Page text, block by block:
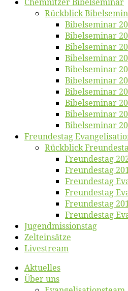
Rück­blick
Bi­bel­se­mi­nar
Bi­bel­se­mi­nar
Bi­bel­se­mi­nar
Bi­bel­se­mi­nar
Bi­bel­se­mi­nar
Bi­bel­se­mi­nar
Bi­bel­se­mi­nar
Bi­bel­se­mi­nar
Bibelsemi­nar
Bibelsemi­nar
Freun­des­tag
Rück­blick
Freun­des­tag
Freun­des­tag
Freun­des­tag
Freun­des­tag
Freun­des­tag
Freun­des­tag
Jugend­mis­sions­tag
Zelt­ein­sät­ze
Live­stream
Ak­tu­el­les
Über uns